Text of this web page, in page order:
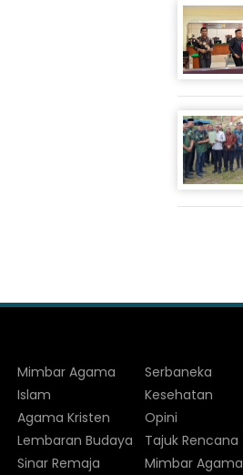
Mimbar Agama
Islam
Agama Kristen
Lembaran Budaya
Sinar Remaja
Serbaneka
Kesehatan
Opini
Tajuk Rencana
Mimbar Agama